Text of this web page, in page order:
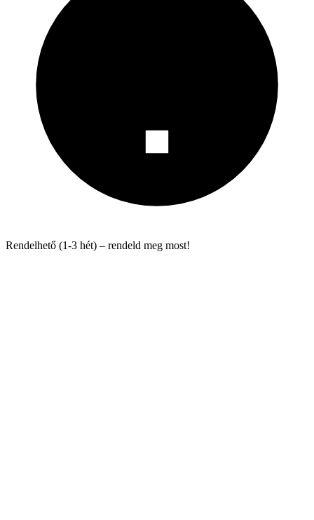
Rendelhető (1-3 hét) – rendeld meg most!